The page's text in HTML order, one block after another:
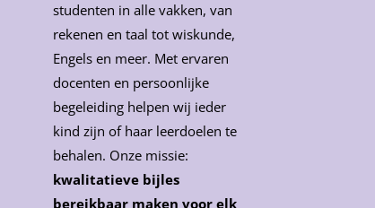
studenten in alle vakken, van
rekenen en taal tot wiskunde,
Engels en meer. Met ervaren
docenten en persoonlijke
begeleiding helpen wij ieder
kind zijn of haar leerdoelen te
behalen. Onze missie:
kwalitatieve bijles
bereikbaar maken voor elk